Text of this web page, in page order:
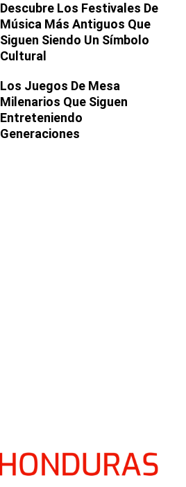
Descubre Los Festivales De
Música Más Antiguos Que
Siguen Siendo Un Símbolo
Cultural
Los Juegos De Mesa
Milenarios Que Siguen
Entreteniendo
Generaciones